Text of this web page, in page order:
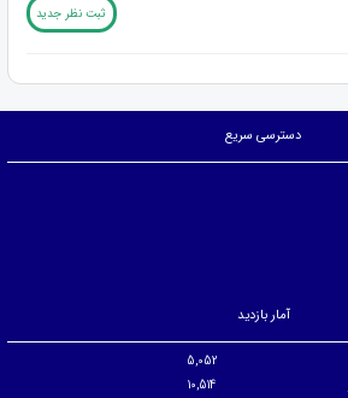
ثبت نظر جدید
دسترسی سریع
آمار بازدید
5,052
10,514